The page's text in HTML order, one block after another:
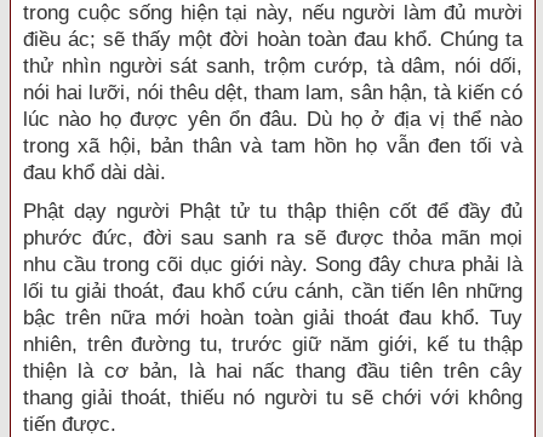
trong cuộc sống hiện tại này, nếu người làm đủ mười
điều ác; sẽ thấy một đời hoàn toàn đau khổ. Chúng ta
thử nhìn người sát sanh, trộm cướp, tà dâm, nói dối,
nói hai lưỡi, nói thêu dệt, tham lam, sân hận, tà kiến có
lúc nào họ được yên ổn đâu. Dù họ ở địa vị thể nào
trong xã hội, bản thân và tam hồn họ vẫn đen tối và
đau khổ dài dài.
Phật dạy người Phật tử tu thập thiện cốt để đầy đủ
phước đức, đời sau sanh ra sẽ được thỏa mãn mọi
nhu cầu trong cõi dục giới này. Song đây chưa phải là
lối tu giải thoát, đau khổ cứu cánh, cần tiến lên những
bậc trên nữa mới hoàn toàn giải thoát đau khổ. Tuy
nhiên, trên đường tu, trước giữ năm giới, kế tu thập
thiện là cơ bản, là hai nấc thang đầu tiên trên cây
thang giải thoát, thiếu nó người tu sẽ chới với không
tiến được.